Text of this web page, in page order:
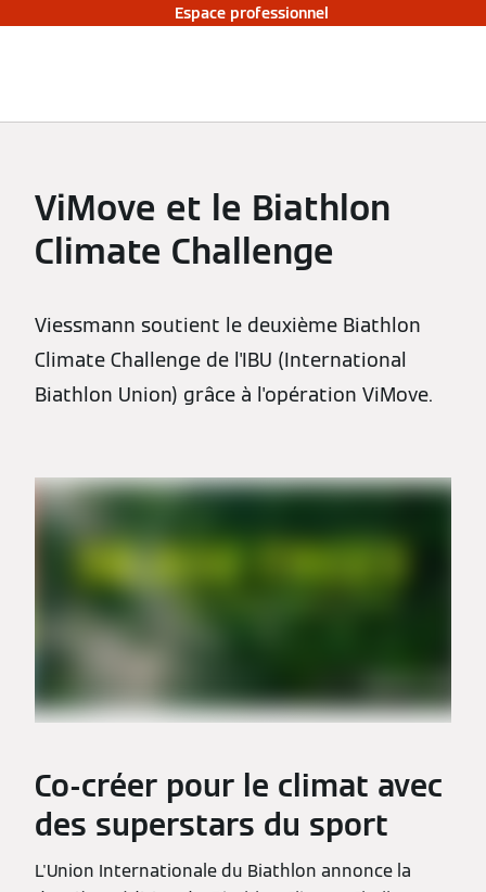
Espace professionnel
ViMove et le Biathlon
Climate Challenge
Viessmann soutient le deuxième Biathlon
Climate Challenge de l'IBU (International
Biathlon Union) grâce à l'opération ViMove.
Co-créer pour le climat avec
des superstars du sport
L'Union Internationale du Biathlon annonce la